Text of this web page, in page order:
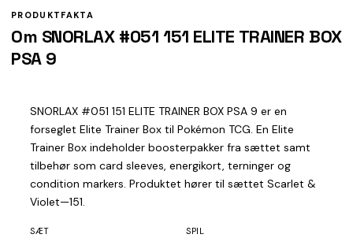
PRODUKTFAKTA
Om SNORLAX #051 151 ELITE TRAINER BOX
PSA 9
SNORLAX #051 151 ELITE TRAINER BOX PSA 9 er en
forseglet Elite Trainer Box til Pokémon TCG. En Elite
Trainer Box indeholder boosterpakker fra sættet samt
tilbehør som card sleeves, energikort, terninger og
condition markers. Produktet hører til sættet Scarlet &
Violet—151.
SÆT SPIL